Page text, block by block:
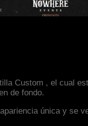
Custom , el cual
de fondo.
única y se